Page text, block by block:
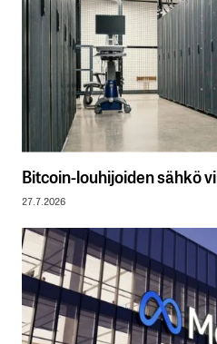
Bitcoin-louhijoiden sähkö
27.7.2026